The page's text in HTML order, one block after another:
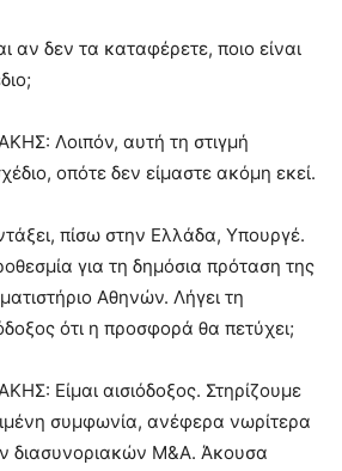
δεν τα καταφέρετε, ποιο είναι
Λοιπόν, αυτή τη στιγμή
οπότε δεν είμαστε ακόμη εκεί.
πίσω στην Ελλάδα, Υπουργέ.
για τη δημόσια πρόταση της
Αθηνών. Λήγει τη
ότι η προσφορά θα πετύχει;
Είμαι αισιόδοξος. Στηρίζουμε
συμφωνία, ανέφερα νωρίτερα
διασυνοριακών Μ&Α. Άκουσα